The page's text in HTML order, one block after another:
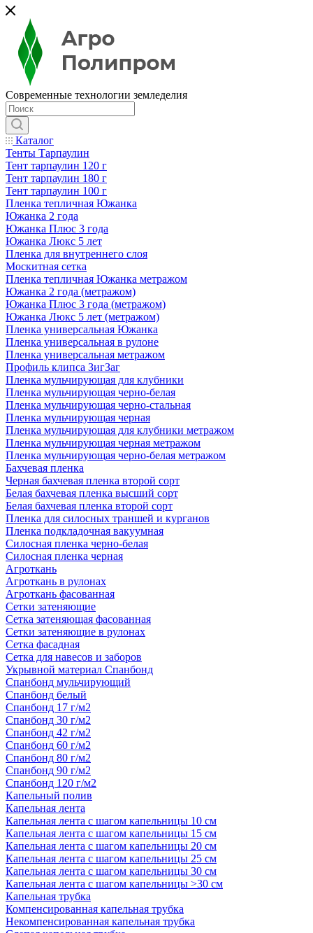
Современные технологии земледелия
Каталог
Тенты Тарпаулин
Тент тарпаулин 120 г
Тент тарпаулин 180 г
Тент тарпаулин 100 г
Пленка тепличная Южанка
Южанка 2 года
Южанка Плюс 3 года
Южанка Люкс 5 лет
Пленка для внутреннего слоя
Москитная сетка
Пленка тепличная Южанка метражом
Южанка 2 года (метражом)
Южанка Плюс 3 года (метражом)
Южанка Люкс 5 лет (метражом)
Пленка универсальная Южанка
Пленка универсальная в рулоне
Пленка универсальная метражом
Профиль клипса ЗигЗаг
Пленка мульчирующая для клубники
Пленка мульчирующая черно-белая
Пленка мульчирующая черно-стальная
Пленка мульчирующая черная
Пленка мульчирующая для клубники метражом
Пленка мульчирующая черная метражом
Пленка мульчирующая черно-белая метражом
Бахчевая пленка
Черная бахчевая пленка второй сорт
Белая бахчевая пленка высший сорт
Белая бахчевая пленка второй сорт
Пленка для силосных траншей и курганов
Пленка подкладочная вакуумная
Силосная пленка черно-белая
Силосная пленка черная
Агроткань
Агроткань в рулонах
Агроткань фасованная
Сетки затеняющие
Сетка затеняющая фасованная
Сетки затеняющие в рулонах
Сетка фасадная
Сетка для навесов и заборов
Укрывной материал Спанбонд
Спанбонд мульчирующий
Спанбонд белый
Спанбонд 17 г/м2
Спанбонд 30 г/м2
Спанбонд 42 г/м2
Спанбонд 60 г/м2
Спанбонд 80 г/м2
Спанбонд 90 г/м2
Спанбонд 120 г/м2
Капельный полив
Капельная лента
Капельная лента с шагом капельницы 10 см
Капельная лента с шагом капельницы 15 см
Капельная лента с шагом капельницы 20 см
Капельная лента с шагом капельницы 25 см
Капельная лента с шагом капельницы 30 см
Капельная лента с шагом капельницы >30 см
Капельная трубка
Компенсированная капельная трубка
Некомпенсированная капельная трубка